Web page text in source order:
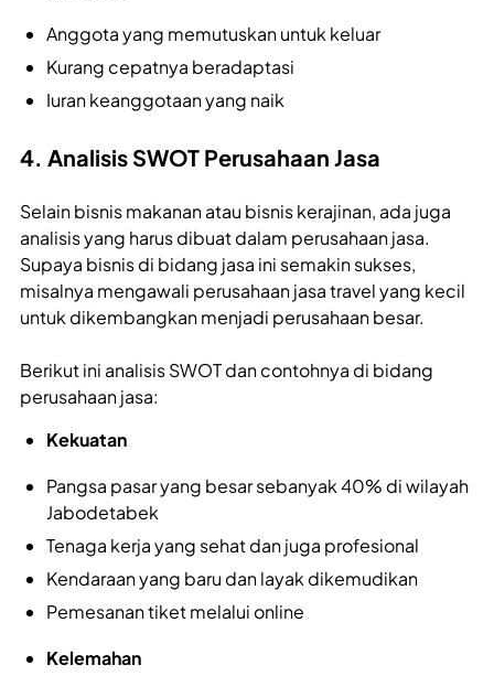
Anggota yang memutuskan untuk keluar
Kurang cepatnya beradaptasi
Iuran keanggotaan yang naik
4. Analisis SWOT Perusahaan Jasa
Selain bisnis makanan atau bisnis kerajinan, ada juga
analisis yang harus dibuat dalam perusahaan jasa.
Supaya bisnis di bidang jasa ini semakin sukses,
misalnya mengawali perusahaan jasa travel yang kecil
untuk dikembangkan menjadi perusahaan besar.
Berikut ini analisis SWOT dan contohnya di bidang
perusahaan jasa:
Kekuatan
Pangsa pasar yang besar sebanyak 40% di wilayah
Jabodetabek
Tenaga kerja yang sehat dan juga profesional
Kendaraan yang baru dan layak dikemudikan
Pemesanan tiket melalui online
Kelemahan